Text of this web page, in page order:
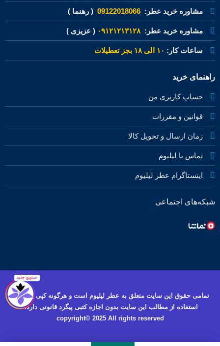
مشاوره خرید عطر: 09122018066 ( رهنما )
مشاوره خرید عطر:۰۹۱۲۱۲۱۳۱۲۸ ( عزیزی )
ساعات کار: ۱۰ الی ۱۸ بجز تعطیلات
راهنمای خرید
حساب کاربری من
قوانین و مقررات
زمان ارسال و تحویل کالا
تماس با لیلیوم
اینستاگرام عطر لیلیوم
شبکه‌های اجتماعی
تمامی حقوق این سایت متعلق به عطر لیلیوم است و هرگونه کپی برداری و
استفاده از مطالب این سایت بدون اجازه کتبی پیگرد قانونی دارد.
copyright© 2025 All rights reserved